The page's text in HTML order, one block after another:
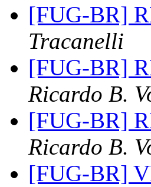
[FUG-BR]
Tracanelli
[FUG-BR]
Ricardo B.
[FUG-BR]
Ricardo B.
[FUG-BR]